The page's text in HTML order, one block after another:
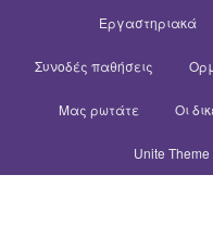
Εργαστηριακά
Συνοδές παθήσεις
Μας ρωτάτε Οι
Unite Theme